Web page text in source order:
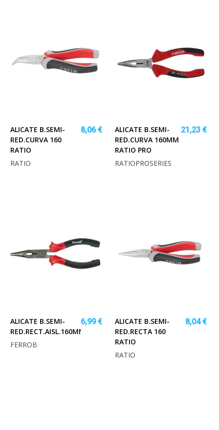
ALICATE B.SEMI-
RED.CURVA 160
RATIO
8,06 €
RATIO
ALICATE B.SEMI-
RED.CURVA 160MM
RATIO PRO
21,23 €
RATIOPROSERIES
ALICATE B.SEMI-
RED.RECT.AISL.160MM.FERRO
6,99 €
FERROB
ALICATE B.SEMI-
RED.RECTA 160
RATIO
8,04 €
RATIO